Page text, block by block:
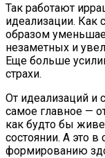
Так работают
идеализации. Как
образом
незаметных и
Еще больше
страхи.
От идеализаций и
самое главное —
как будто бы
состоянии. А это
формированию